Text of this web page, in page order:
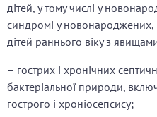
дітей, у тому числі у
синдромі у новонароджених,
дітей раннього віку з
– гострих і хронічних
бактеріальної природи,
гострого і хроніосепсису;